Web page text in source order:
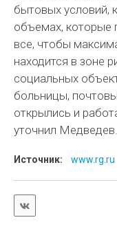
бытовых условий,
объемах, которые
все, чтобы
находится в зоне
социальных
больницы,
открылись и
уточнил Медведев.
Источник: www.rg.ru